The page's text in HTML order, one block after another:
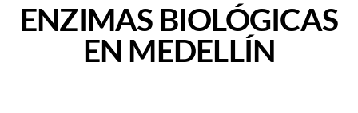
ENZIMAS BIOLÓGICAS
EN MEDELLÍN